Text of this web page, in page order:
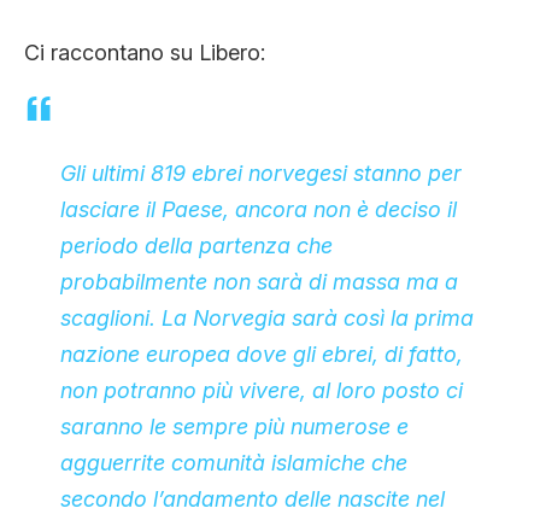
Ci raccontano su Libero:
Gli ultimi 819 ebrei norvegesi stanno per
lasciare il Paese, ancora non è deciso il
periodo della partenza che
probabilmente non sarà di massa ma a
scaglioni. La Norvegia sarà così la prima
nazione europea dove gli ebrei, di fatto,
non potranno più vivere, al loro posto ci
saranno le sempre più numerose e
agguerrite comunità islamiche che
secondo l’andamento delle nascite nel